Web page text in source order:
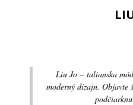
Liu Jo – talianska
moderný dizajn. Objavte
podčiarknu